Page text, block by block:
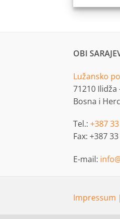
OBI
Lužansko
71210 Ilidža
Bosna i
Tel.: +387
Fax: +387
E-mail:
Impressum |